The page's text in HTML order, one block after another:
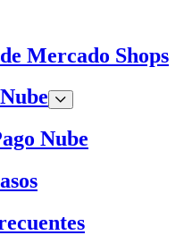
Mercado Shops
Nube